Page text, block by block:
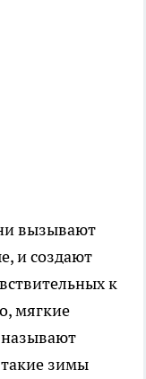
вызывают
и создают
к
мягкие
зимы